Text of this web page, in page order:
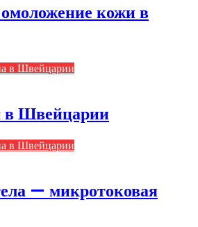
кожи в
в Швейцарии
в Швейцарии
в Швейцарии
— микротоковая